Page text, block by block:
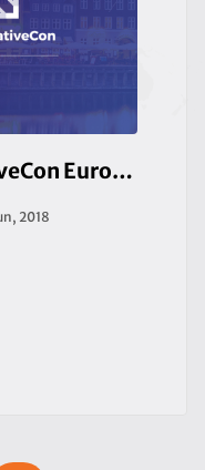
KubeCon + CloudNativeCon Europe 2018
2018